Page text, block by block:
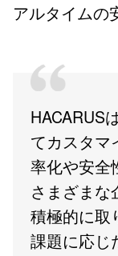
アルタイムの
HACARUS
てカスタマ
率化や安全
さまざまな
積極的に取
課題に応じ